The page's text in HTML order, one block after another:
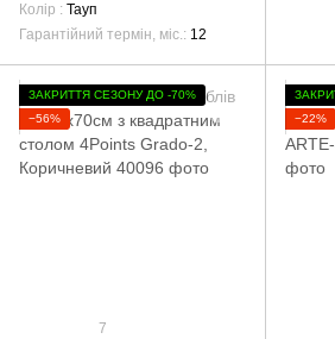
Колір
Тауп
Гарантійний термін, міс.
12
ЗАКРИТТЯ СЕЗОНУ ДО -70%
−56%
7
−22%